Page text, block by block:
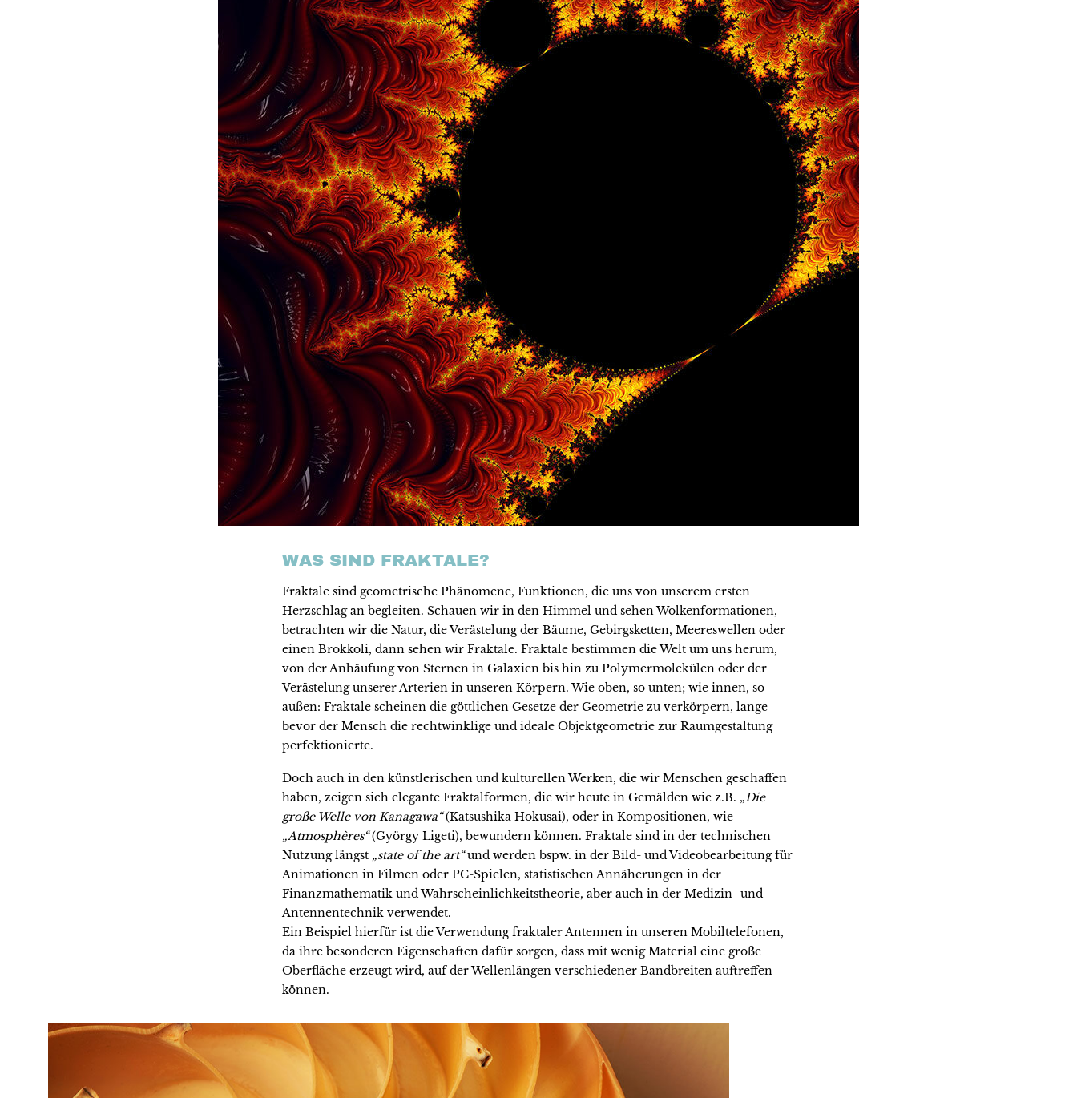
WAS SIND FRAKTALE?
Fraktale sind geometrische Phänomene, Funktionen, die uns von unserem ersten
Herzschlag an begleiten. Schauen wir in den Himmel und sehen Wolkenformationen,
betrachten wir die Natur, die Verästelung der Bäume, Gebirgsketten, Meereswellen oder
einen Brokkoli, dann sehen wir Fraktale. Fraktale bestimmen die Welt um uns herum,
von der Anhäufung von Sternen in Galaxien bis hin zu Polymermolekülen oder der
Verästelung unserer Arterien in unseren Körpern. Wie oben, so unten; wie innen, so
außen: Fraktale scheinen die göttlichen Gesetze der Geometrie zu verkörpern, lange
bevor der Mensch die rechtwinklige und ideale Objektgeometrie zur Raumgestaltung
perfektionierte.
Doch auch in den künstlerischen und kulturellen Werken, die wir Menschen geschaffen
haben, zeigen sich elegante Fraktalformen, die wir heute in Gemälden wie z.B. „Die
große Welle von Kanagawa“(Katsushika Hokusai), oder in Kompositionen, wie
„Atmosphères“(György Ligeti), bewundern können. Fraktale sind in der technischen
Nutzung längst „state of the art“und werden bspw. in der Bild- und Videobearbeitung für
Animationen in Filmen oder PC-Spielen, statistischen Annäherungen in der
Finanzmathematik und Wahrscheinlichkeitstheorie, aber auch in der Medizin- und
Antennentechnik verwendet.
Ein Beispiel hierfür ist die Verwendung fraktaler Antennen in unseren Mobiltelefonen,
da ihre besonderen Eigenschaften dafür sorgen, dass mit wenig Material eine große
Oberfläche erzeugt wird, auf der Wellenlängen verschiedener Bandbreiten auftreffen
können.